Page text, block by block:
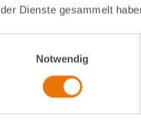
der Dienste gesammelt
Notwendig